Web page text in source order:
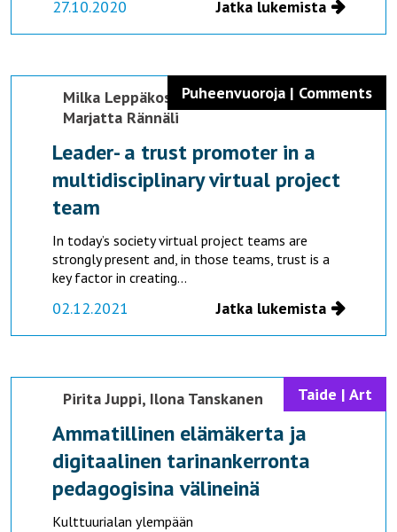
27.10.2020 Jatka lukemista
Puheenvuoroja | Comments
Milka Leppäkoski,Mervi Varhelahti,
Marjatta Rännäli
Leader- a trust promoter in a
multidisciplinary virtual project
team
In today’s society virtual project teams are
strongly present and, in those teams, trust is a
key factor in creating...
02.12.2021 Jatka lukemista
Taide | Art
Pirita Juppi, Ilona Tanskanen
Ammatillinen elämäkerta ja
digitaalinen tarinankerronta
pedagogisina välineinä
Kulttuurialan ylempään